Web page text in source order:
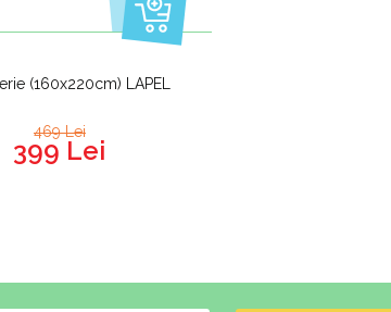
(160x220cm) LAPEL
469 Lei
399 Lei